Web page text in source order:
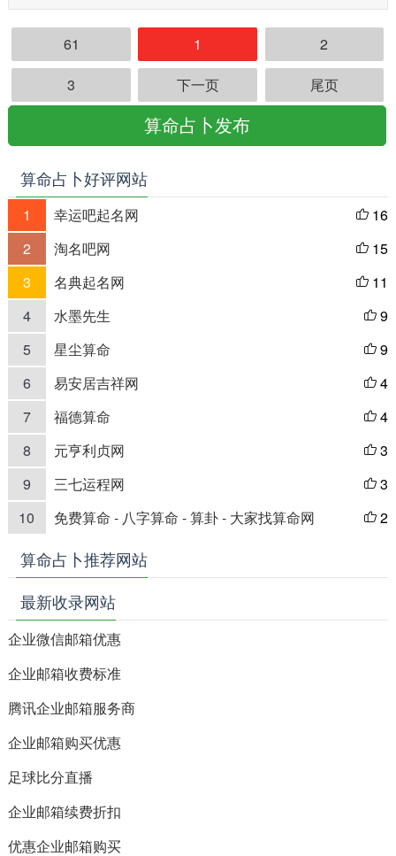
61 1 2
3 下一页 尾页
算命占卜发布
算命占卜好评网站
1 幸运吧起名网  16
2
淘名吧网  15
3
名典起名网  11
4
水墨先生  9
5
星尘算命  9
6
易安居吉祥网  4
7
福德算命  4
8
元亨利贞网  3
9
三七运程网  3
10
免费算命 - 八字算命 - 算卦 - 大家找算命网  2
算命占卜推荐网站
最新收录网站
企业微信邮箱优惠
企业邮箱收费标准
腾讯企业邮箱服务商
企业邮箱购买优惠
足球比分直播
企业邮箱续费折扣
优惠企业邮箱购买